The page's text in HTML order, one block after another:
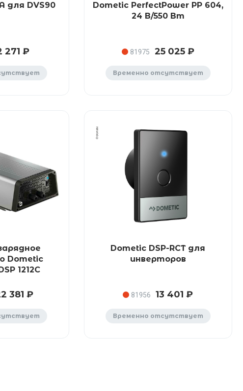
для DVS90
271 ₽
Dometic PerfectPower PP 604,
24 В/550 Вт
81975 25 025 ₽
Временно отсутствует
Dometic
1212C
381 ₽
Dometic DSP-RCT для
инверторов
81956 13 401 ₽
Временно отсутствует